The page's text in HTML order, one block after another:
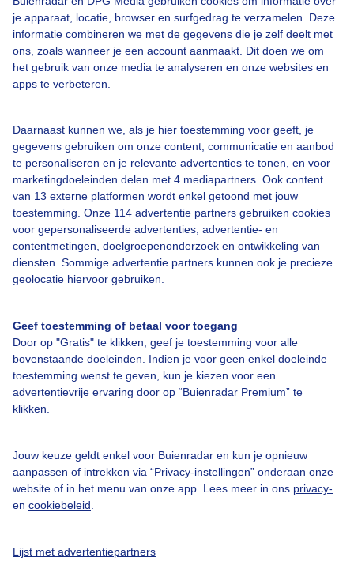
je apparaat, locatie, browser en surfgedrag te verzamelen. Deze
informatie combineren we met de gegevens die je zelf deelt met
ons, zoals wanneer je een account aanmaakt. Dit doen we om
het gebruik van onze media te analyseren en onze websites en
apps te verbeteren.
Daarnaast kunnen we, als je hier toestemming voor geeft, je
gegevens gebruiken om onze content, communicatie en aanbod
te personaliseren en je relevante advertenties te tonen, en voor
marketingdoeleinden delen met 4 mediapartners. Ook content
van 13 externe platformen wordt enkel getoond met jouw
toestemming. Onze 114 advertentie partners gebruiken cookies
voor gepersonaliseerde advertenties, advertentie- en
contentmetingen, doelgroepenonderzoek en ontwikkeling van
diensten. Sommige advertentie partners kunnen ook je precieze
geolocatie hiervoor gebruiken.
Geef toestemming of betaal voor toegang
Door op "Gratis" te klikken, geef je toestemming voor alle
bovenstaande doeleinden. Indien je voor geen enkel doeleinde
toestemming wenst te geven, kun je kiezen voor een
advertentievrije ervaring door op “Buienradar Premium” te
klikken.
Jouw keuze geldt enkel voor Buienradar en kun je opnieuw
aanpassen of intrekken via “Privacy-instellingen” onderaan onze
website of in het menu van onze app. Lees meer in ons privacy-
en cookiebeleid
Lijst met advertentiepartners
Een moment geduld aub...
Over Buienradar
Bedrijfsgegevens
Veelgestelde vragen
Contact
Gebruikersvoorwaarden
Adverteren
Buienradar Team
Privacy beleid
Privacy instellingen
Gratis weerdata
Buienradar